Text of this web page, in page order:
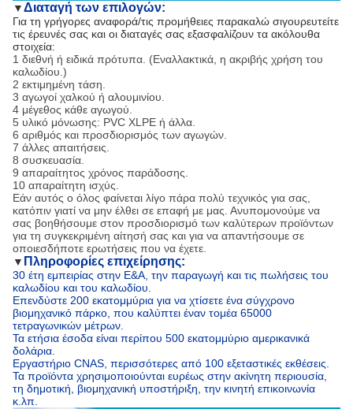
▼Διαταγή των επιλογών:
Για τη γρήγορες αναφορά/τις προμήθειες παρακαλώ σιγουρευτείτε
τις έρευνές σας και οι διαταγές σας εξασφαλίζουν τα ακόλουθα
στοιχεία:
1 διεθνή ή ειδικά πρότυπα. (Εναλλακτικά, η ακριβής χρήση του
καλωδίου.)
2 εκτιμημένη τάση.
3 αγωγοί χαλκού ή αλουμινίου.
4 μέγεθος κάθε αγωγού.
5 υλικό μόνωσης: PVC XLPE ή άλλα.
6 αριθμός και προσδιορισμός των αγωγών.
7 άλλες απαιτήσεις.
8 συσκευασία.
9 απαραίτητος χρόνος παράδοσης.
10 απαραίτητη ισχύς.
Εάν αυτός ο όλος φαίνεται λίγο πάρα πολύ τεχνικός για σας,
κατόπιν γιατί να μην έλθει σε επαφή με μας. Ανυπομονούμε να
σας βοηθήσουμε στον προσδιορισμό των καλύτερων προϊόντων
για τη συγκεκριμένη αίτησή σας και για να απαντήσουμε σε
οποιεσδήποτε ερωτήσεις που να έχετε.
▼ Πληροφορίες επιχείρησης:
30 έτη εμπειρίας στην Ε&Α, την παραγωγή και τις πωλήσεις του
καλωδίου και του καλωδίου.
Επενδύστε 200 εκατομμύρια για να χτίσετε ένα σύγχρονο
βιομηχανικό πάρκο, που καλύπτει έναν τομέα 65000
τετραγωνικών μέτρων.
Τα ετήσια έσοδα είναι περίπου 500 εκατομμύριο αμερικανικά
δολάρια.
Εργαστήριο CNAS, περισσότερες από 100 εξεταστικές εκθέσεις.
Τα προϊόντα χρησιμοποιούνται ευρέως στην ακίνητη περιουσία,
τη δημοτική, βιομηχανική υποστήριξη, την κινητή επικοινωνία
κ.λπ.